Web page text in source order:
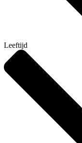
Leeftijd